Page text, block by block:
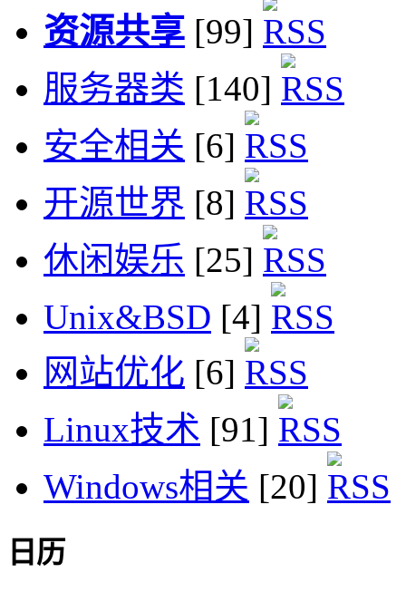
资源共享 [99]
服务器类 [140]
安全相关 [6]
开源世界 [8]
休闲娱乐 [25]
Unix&BSD [4]
网站优化 [6]
Linux技术 [91]
Windows相关 [20]
日历